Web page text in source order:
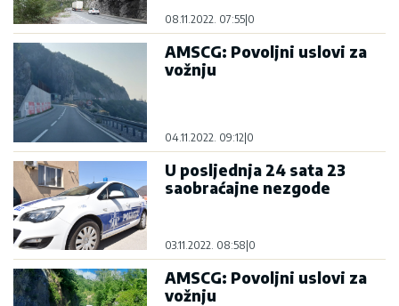
08.11.2022. 07:55|0
AMSCG: Povoljni uslovi za
vožnju
04.11.2022. 09:12 0
U posljednja 24 sata 23
saobraćajne nezgode
03.11.2022. 08:58 0
AMSCG: Povoljni uslovi za
vožnju